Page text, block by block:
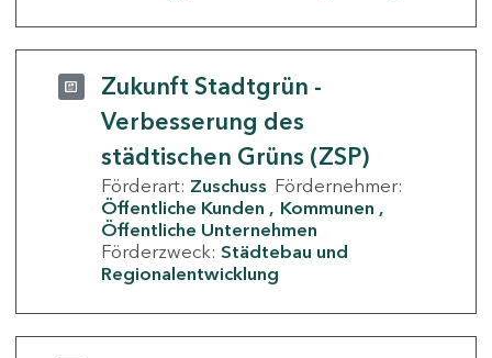
Zukunft Stadtgrün -
Verbesserung des
städtischen Grüns (ZSP)
Förderart: Zuschuss Fördernehmer:
Öffentliche Kunden
Kommunen
Öffentliche Unternehmen
Förderzweck: Städtebau und
Regionalentwicklung